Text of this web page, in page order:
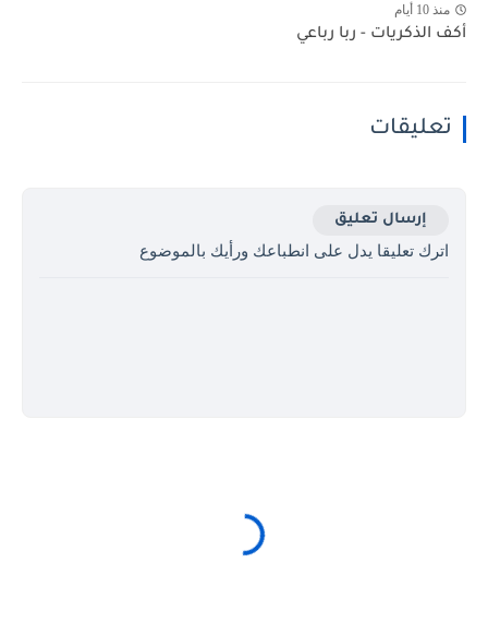
منذ 10 أيام
أكف الذكريات - ربا رباعي
تعليقات
إرسال تعليق
اترك تعليقا يدل على انطباعك ورأيك بالموضوع